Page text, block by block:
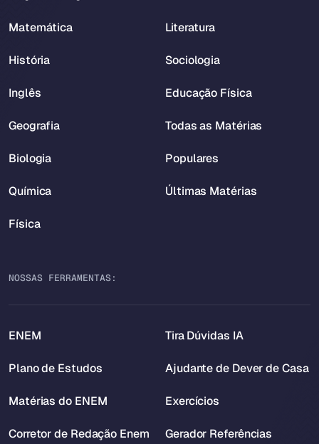
Matemática
História
Inglês
Geografia
Biologia
Química
Física
Literatura
Sociologia
Educação Física
Todas as Matérias
Populares
Últimas Matérias
NOSSAS FERRAMENTAS:
ENEM
Plano de Estudos
Matérias do ENEM
Corretor de Redação Enem
Tira Dúvidas IA
Ajudante de Dever de Casa
Exercícios
Gerador Referências